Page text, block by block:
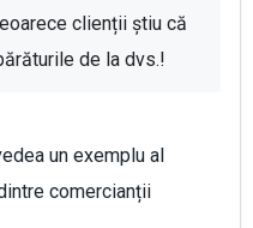
clienții știu că
de la dvs.!
un exemplu al
comercianții